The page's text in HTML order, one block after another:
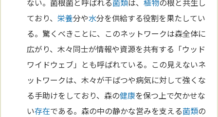
ない。菌根菌と呼ばれる菌類は、植物の根と共生し
ており、栄養分や水分を供給する役割を果たしてい
る。驚くべきことに、このネットワークは森全体に
広がり、木々同士が情報や資源を共有する「ウッド
ワイドウェブ」とも呼ばれている。この見えないネ
ットワークは、木々が干ばつや病気に対して強くな
る手助けをしており、森の健康を保つ上で欠かせな
い存在である。森の中の静かな営みを支える菌類の